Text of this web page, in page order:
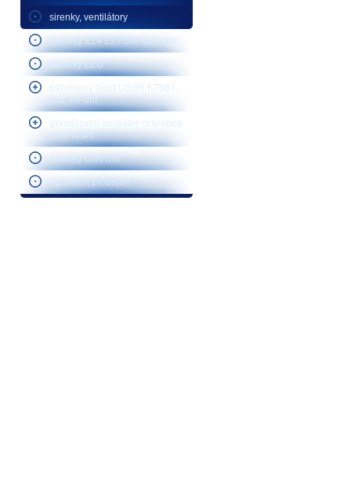
sirenky, ventilátory
žárovky E14 E27 čiré-barevné
žárovky LED
tranzistory Gold USSR KT907-
922 vhf-uhf
germiocidní ionizátor-ochrabna
proti virům
žárovky barevné
Vybavení prodejen